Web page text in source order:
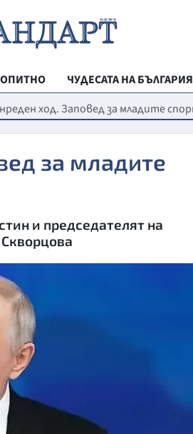
ЧУДЕСАТА НА БЪЛГАРИЯ
РЕГИОНАЛНИ
ВЕСТНИК
МЛАДЕЖКА
ТЕХНОЛОГИИ
ход. Заповед за младите
за младите
и председателят на